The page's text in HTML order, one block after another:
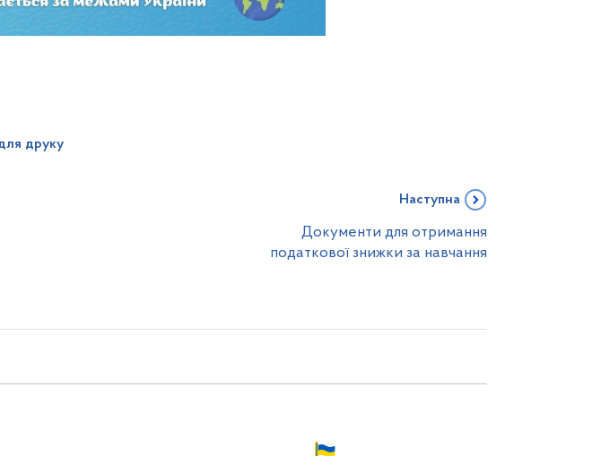
друку
Наступна
Документи для отримання
податкової знижки за навчання